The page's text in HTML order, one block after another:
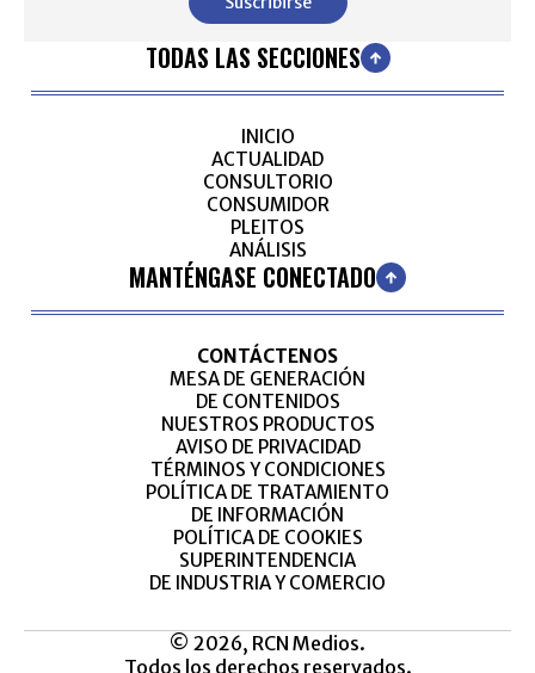
TODAS LAS SECCIONES
INICIO
ACTUALIDAD
CONSULTORIO
CONSUMIDOR
PLEITOS
ANÁLISIS
MANTÉNGASE CONECTADO
CONTÁCTENOS
MESA DE GENERACIÓN
DE CONTENIDOS
NUESTROS PRODUCTOS
AVISO DE PRIVACIDAD
TÉRMINOS Y CONDICIONES
POLÍTICA DE TRATAMIENTO
DE INFORMACIÓN
POLÍTICA DE COOKIES
SUPERINTENDENCIA
DE INDUSTRIA Y COMERCIO
© 2026, RCN Medios.
Todos los derechos reservados.